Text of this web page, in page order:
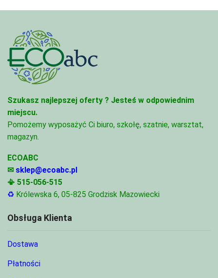
Szukasz najlepszej oferty ? Jesteś w odpowiednim
miejscu.
Pomożemy wyposażyć Ci biuro, szkołę, szatnie, warsztat,
magazyn.
ECOABC
✉ sklep@ecoabc.pl
📳 515-056-515
♻ Królewska 6, 05-825 Grodzisk Mazowiecki
Obsługa Klienta
Dostawa
Płatności